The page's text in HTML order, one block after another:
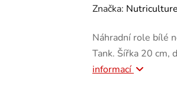
Značka: Nutriculture
Náhradní role bílé
Tank. Šířka 20 cm,
informací